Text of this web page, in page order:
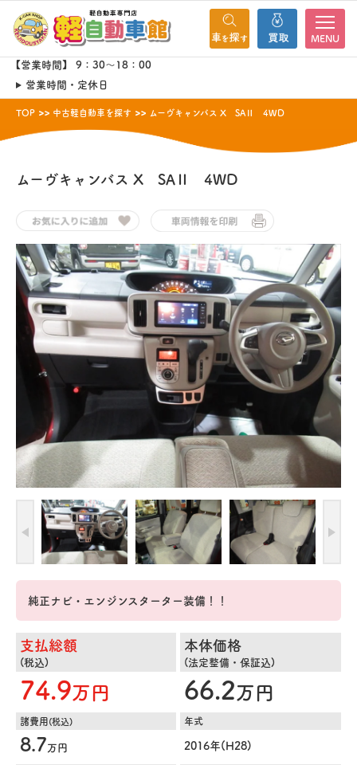
MENU
【営業時間】 9：30～18：00
営業時間・定休日
TOP 中古軽自動車を探す ムーヴキャンバス X SAⅡ 4WD
ムーヴキャンバス X SAⅡ 4WD
純正ナビ・エンジンスターター装備！！
支払総額
(税込)
74.9万円
本体価格
(法定整備・保証込)
66.2万円
諸費用(税込)
8.7万円
年式
2016年(H28)